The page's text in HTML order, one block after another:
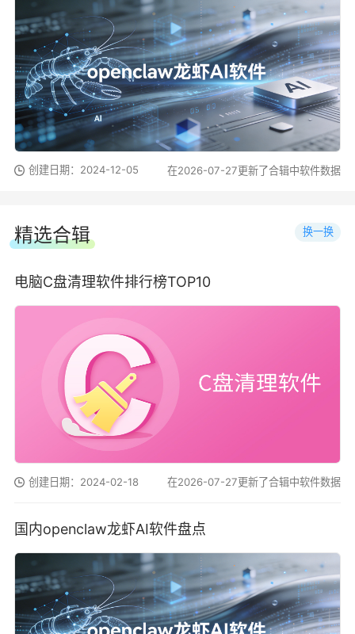
创建日期：2024-12-05 在2026-07-27更新了合辑中软件数据
精选合辑 换一换
电脑C盘清理软件排行榜TOP10
创建日期：2024-02-18 在2026-07-27更新了合辑中软件数据
国内openclaw龙虾AI软件盘点